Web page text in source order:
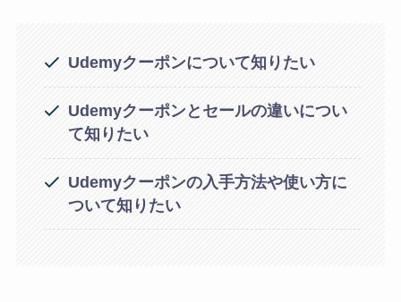
Udemyクーポンについて知りたい
Udemyクーポンとセールの違いについ
て知りたい
Udemyクーポンの入手方法や使い方に
ついて知りたい